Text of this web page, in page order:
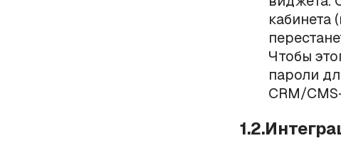
кабинета
Чтобы
пароли
CRM/